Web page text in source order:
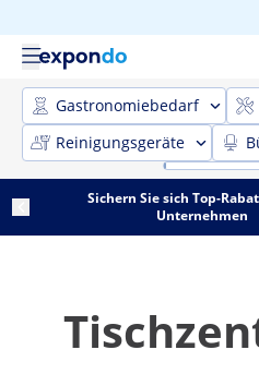
Gastronomiebedarf
Reinigungsgeräte
Sichern Sie sich Top-
Unternehmen